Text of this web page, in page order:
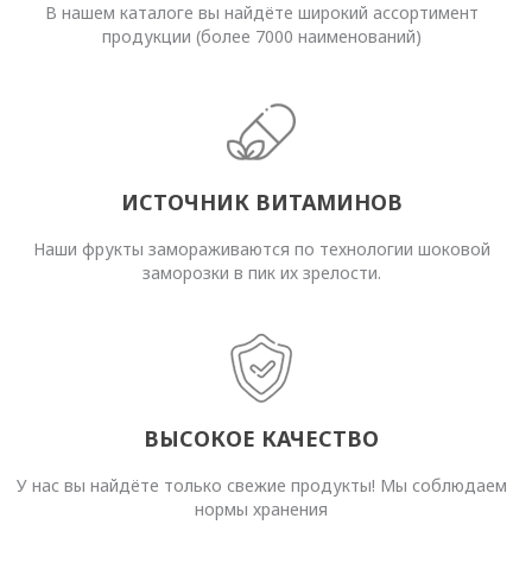
В нашем каталоге вы найдёте широкий ассортимент
продукции (более 7000 наименований)
ИСТОЧНИК ВИТАМИНОВ
Наши фрукты замораживаются по технологии шоковой
заморозки в пик их зрелости.
ВЫСОКОЕ КАЧЕСТВО
У нас вы найдёте только свежие продукты! Мы соблюдаем
нормы хранения